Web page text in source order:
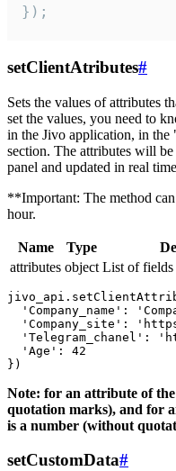
});
setClientAtributes#
Sets the values ​​of attributes
set the values, you need to
in the Jivo application, in
section. The attributes will
panel and updated in real
**Important: The method
hour.
Name Type
attributes object List of
'Company_name':
'Company_site':
'Telegram_chanel':
  'Age': 42
Note: for an attribute of
quotation marks), and for
is a number (without
setCustomData#